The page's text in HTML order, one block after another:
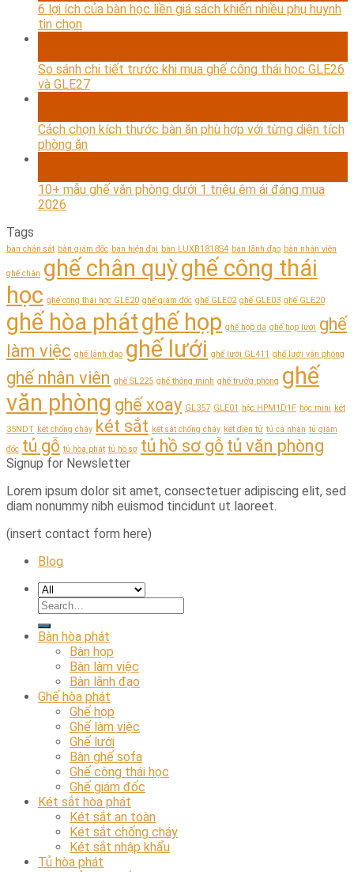
6 lợi ích của bàn học liền giá sách khiến nhiều phụ huynh
tin chọn
So sánh chi tiết trước khi mua ghế công thái học GLE26
và GLE27
Cách chọn kích thước bàn ăn phù hợp với từng diện tích
phòng ăn
10+ mẫu ghế văn phòng dưới 1 triệu êm ái đáng mua
2026
Tags
bàn chân sắt bàn giám đốc bàn hiện đại bàn LUXB1818S4 bàn lãnh đạo bàn nhân viên
ghế chân ghế chân quỳghế công thái
học ghế công thái học GLE20 ghế giám đốc ghế GLE02 ghế GLE03 ghế GLE20
ghế hòa phátghế họp ghế họp da ghế họp lưới ghế
làm việc ghế lãnh đạo ghế lưới ghế lưới GL411 ghế lưới văn phòng
ghế nhân viên ghế SL225 ghế thông minh ghế trưởg phòng ghế
văn phòng ghế xoay GL357 GLE01 hộc HPM1D1F hộc mini két
35NDT két chống cháy két sắt két sắt chống cháy két điện tử tủ cá nhân tủ giám
đốc tủ gỗ tủ hòa phát tủ hồ sơ tủ hồ sơ gỗ tủ văn phòng
Signup for Newsletter
Lorem ipsum dolor sit amet, consectetuer adipiscing elit, sed
diam nonummy nibh euismod tincidunt ut laoreet.
(insert contact form here)
Blog
Bàn hòa phát
Bàn họp
Bàn làm việc
Bàn lãnh đạo
Ghế hòa phát
Ghế họp
Ghế làm việc
Ghế lưới
Bàn ghế sofa
Ghế công thái học
Ghế giám đốc
Két sắt hòa phát
Két sắt an toàn
Két sắt chống cháy
Két sắt nhập khẩu
Tủ hòa phát